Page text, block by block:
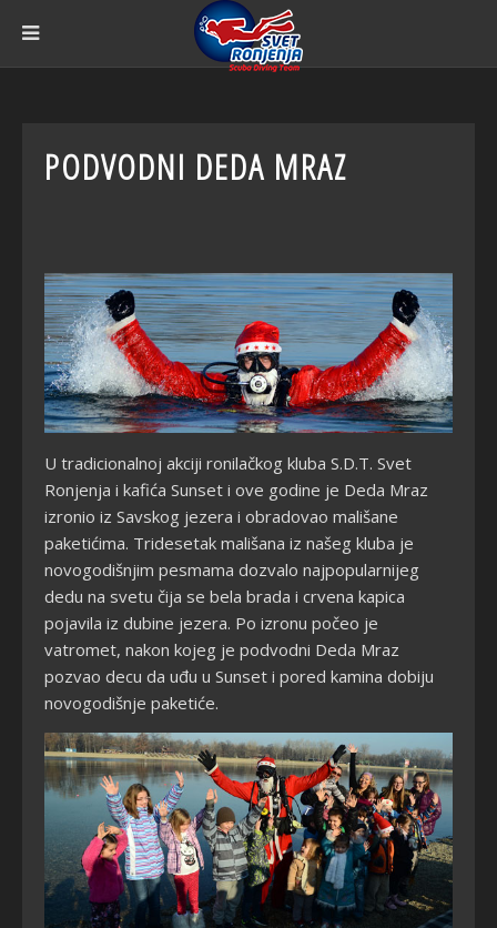
PODVODNI DEDA MRAZ
U tradicionalnoj akciji ronilačkog kluba S.D.T. Svet
Ronjenja i kafića Sunset i ove godine je Deda Mraz
izronio iz Savskog jezera i obradovao mališane
paketićima. Tridesetak mališana iz našeg kluba je
novogodišnjim pesmama dozvalo najpopularnijeg
dedu na svetu čija se bela brada i crvena kapica
pojavila iz dubine jezera. Po izronu počeo je
vatromet, nakon kojeg je podvodni Deda Mraz
pozvao decu da uđu u Sunset i pored kamina dobiju
novogodišnje paketiće.